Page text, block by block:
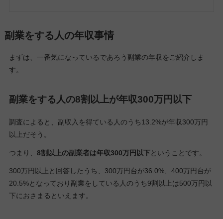
副業をする人の年収事情
まずは、一番気になっているであろう副業の年収をご紹介しま
す。
副業をする人の8割以上が年収300万円以下
調査によると、副収入を得ている人のうち13.2%が年収300万円
以上だそう。
つまり、 8割以上の副業者は年収300万円以下ということです。
300万円以上と回答したうち、300万円台が36.0%、400万円台が
20.5%となっており副業をしている人のうち9割以上は500万円以
下におさまるといえます。